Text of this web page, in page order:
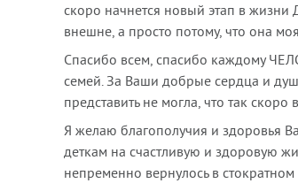
скоро начнется новый этап в жизни
внешне, а просто потому, что она
Спасибо всем, спасибо каждому
семей. За Ваши добрые сердца и
представить не могла, что так скоро
Я желаю благополучия и здоровья
деткам на счастливую и здоровую
непременно вернулось в